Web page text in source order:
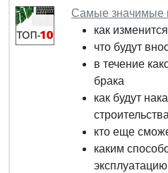
Самые значимые
как
что будут
в течение
брака
как будут
кто еще
каким